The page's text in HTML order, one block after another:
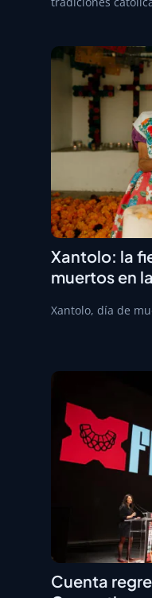
Xantolo: la
muertos en
Xantolo, día de
Cuenta